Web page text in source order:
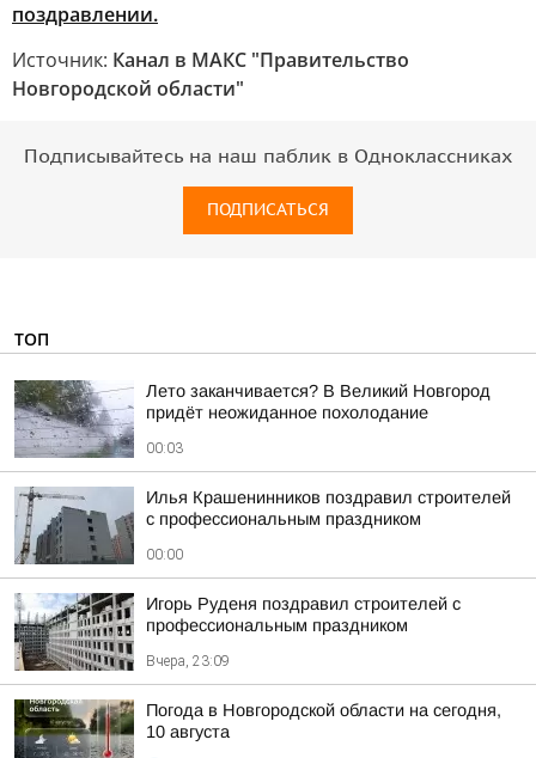
поздравлении.
Источник: Канал в МАКС "Правительство
Новгородской области"
Подписывайтесь на наш паблик в Одноклассниках
ПОДПИСАТЬСЯ
ТОП
Лето заканчивается? В Великий Новгород
придёт неожиданное похолодание
00:03
Илья Крашенинников поздравил строителей
с профессиональным праздником
00:00
Игорь Руденя поздравил строителей с
профессиональным праздником
Вчера, 23:09
Погода в Новгородской области на сегодня,
10 августа